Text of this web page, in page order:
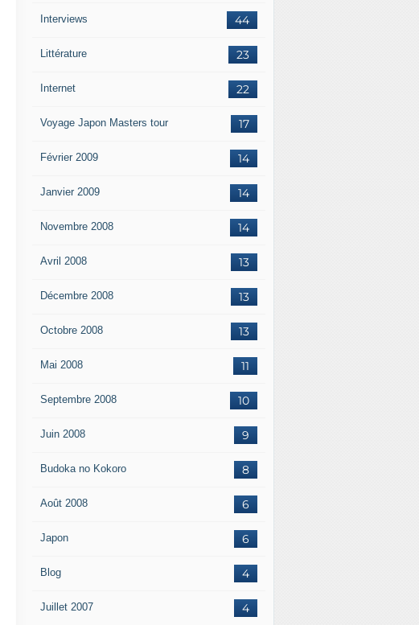
44
Interviews
23
Littérature
22
Internet
17
Voyage Japon Masters tour
14
Février 2009
14
Janvier 2009
14
Novembre 2008
13
Avril 2008
13
Décembre 2008
13
Octobre 2008
11
Mai 2008
10
Septembre 2008
9
Juin 2008
8
Budoka no Kokoro
6
Août 2008
6
Japon
4
Blog
4
Juillet 2007